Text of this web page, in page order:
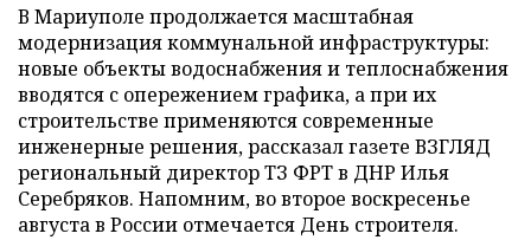
В Мариуполе продолжается масштабная
модернизация коммунальной инфраструктуры:
новые объекты водоснабжения и теплоснабжения
вводятся с опережением графика, а при их
строительстве применяются современные
инженерные решения, рассказал газете ВЗГЛЯД
региональный директор ТЗ ФРТ в ДНР Илья
Серебряков. Напомним, во второе воскресенье
августа в России отмечается День строителя.